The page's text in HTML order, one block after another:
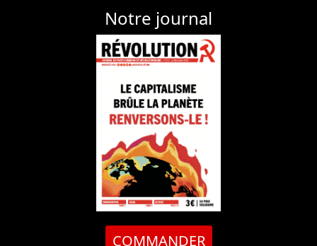
Notre journal
COMMANDER